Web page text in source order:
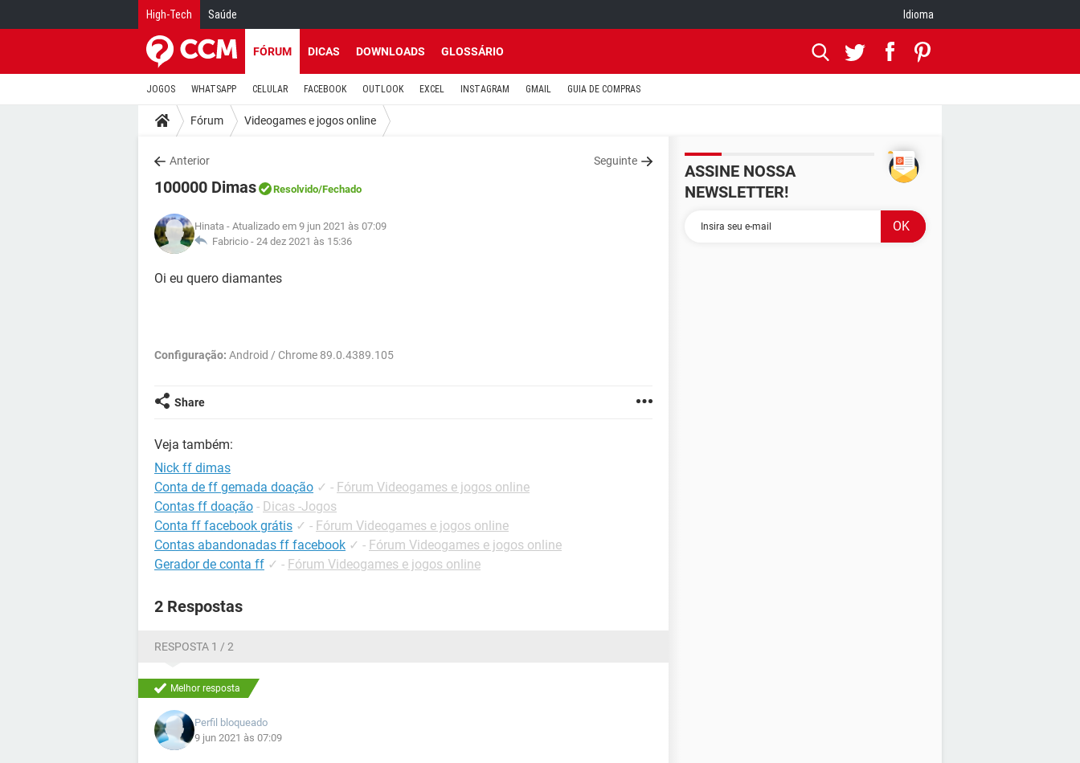
High-Tech Saúde Idioma
FÓRUM DICAS DOWNLOADS GLOSSÁRIO
JOGOS WHATSAPP CELULAR FACEBOOK OUTLOOK EXCEL INSTAGRAM GMAIL GUIA DE COMPRAS
Fórum Videogames e jogos online
Anterior Seguinte
100000 Dimas Resolvido/Fechado
Hinata - Atualizado em 9 jun 2021 às 07:09
Fabricio - 24 dez 2021 às 15:36
Oi eu quero diamantes
Configuração: Android / Chrome 89.0.4389.105
Share
Veja também:
Nick ff dimas
Conta de ff gemada doação ✓ - Fórum Videogames e jogos online
Contas ff doação - Dicas -Jogos
Conta ff facebook grátis ✓ - Fórum Videogames e jogos online
Contas abandonadas ff facebook ✓ - Fórum Videogames e jogos online
Gerador de conta ff ✓ - Fórum Videogames e jogos online
2 Respostas
RESPOSTA 1 / 2
Melhor resposta
Perfil bloqueado
9 jun 2021 às 07:09
ASSINE NOSSA
NEWSLETTER!